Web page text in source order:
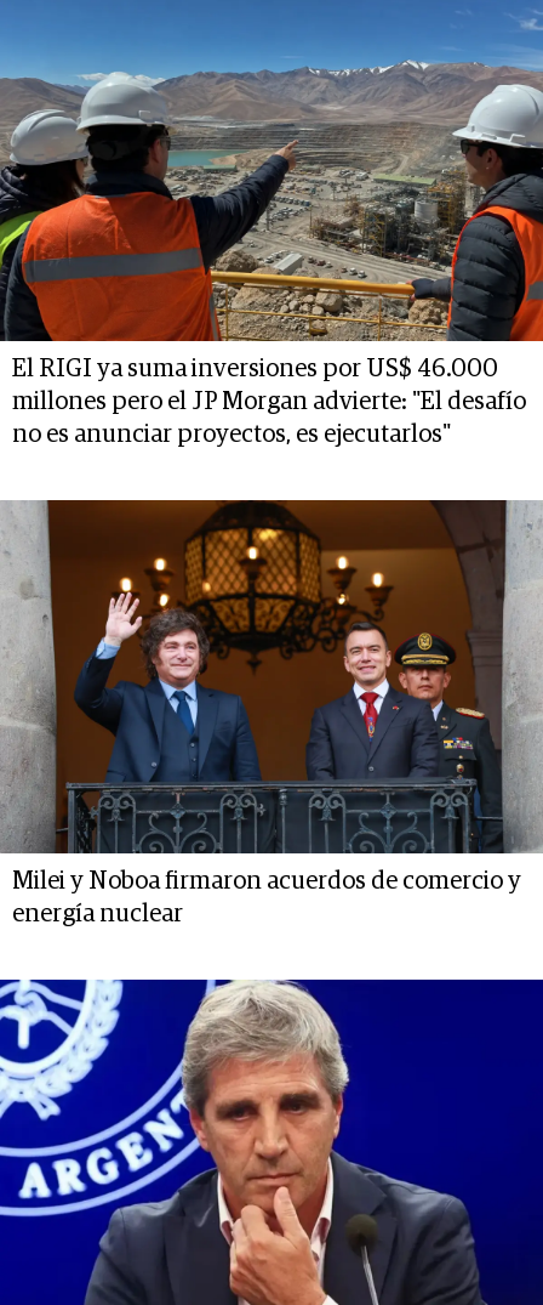
El RIGI ya suma inversiones por US$ 46.000
millones pero el JP Morgan advierte: "El desafío
no es anunciar proyectos, es ejecutarlos"
Milei y Noboa firmaron acuerdos de comercio y
energía nuclear